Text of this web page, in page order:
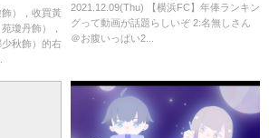
），收買黃
瓊丹飾），
秋飾）的右
2021.12.09(Thu) 【横浜FC】年俸ランキン
グって動画が話題らしいぞ 2:名無しさん
＠お腹いっぱい2...